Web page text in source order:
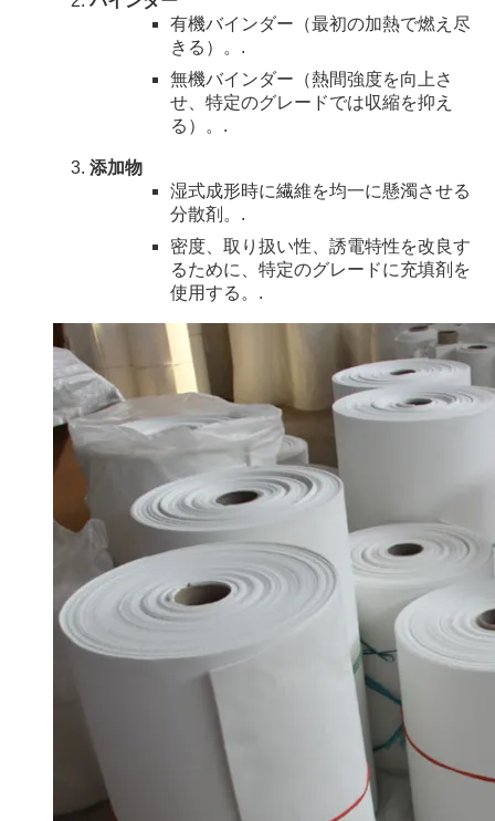
有機バインダー（最初の加熱で燃え尽
きる）。.
無機バインダー（熱間強度を向上さ
せ、特定のグレードでは収縮を抑え
る）。.
添加物
湿式成形時に繊維を均一に懸濁させる
分散剤。.
密度、取り扱い性、誘電特性を改良す
るために、特定のグレードに充填剤を
使用する。.